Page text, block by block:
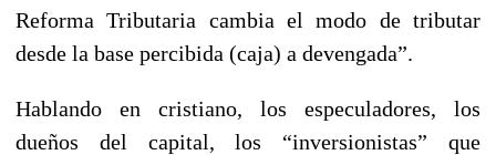
Reforma Tributaria cambia el modo de tributar
desde la base percibida (caja) a devengada”.
Hablando en cristiano, los especuladores, los
dueños del capital, los “inversionistas” que